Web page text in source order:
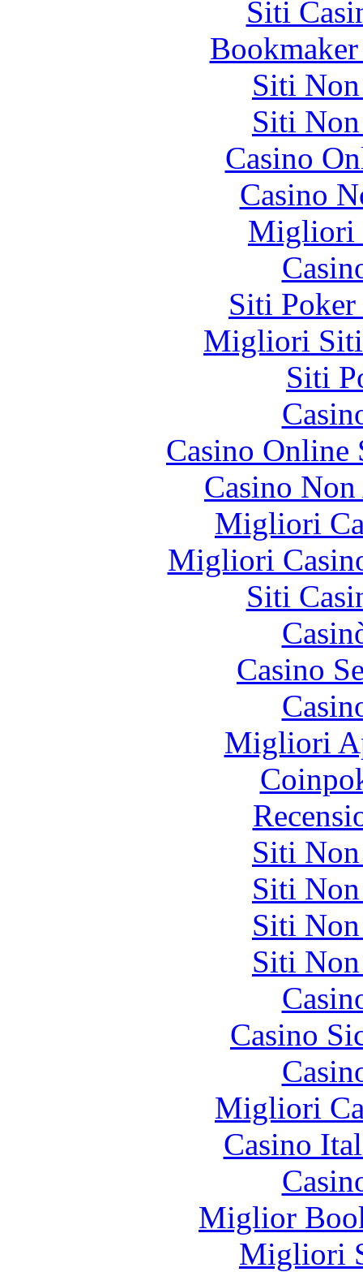
Siti
Siti
Siti
Casino
Casino
Migliori
Siti
Migliori Siti
Siti
Casino
Casino
Migliori
Migliori
Siti
Casino
Migliori
Siti
Siti
Siti
Siti
Casino
Migliori
Casino
Miglior
Migliori